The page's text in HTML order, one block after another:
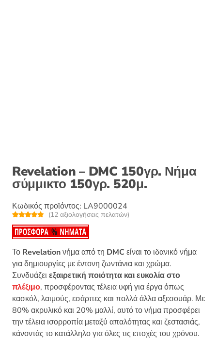
Revelation – DMC 150γρ. Νήμα
σύμμικτο 150γρ. 520μ.
Κωδικός προϊόντος: LA9000024
Βαθμολογή
θηκε με
4.92από 5
με βάση
12
ς πελάτη
(12 αξιολογήσεις πελατών)
Το Revelationνήμα από τη DMCείναι το ιδανικό νήμα
για δημιουργίες με έντονη ζωντάνια και χρώμα.
Συνδυάζει εξαιρετική ποιότητα και ευκολία στο
πλέξιμο, προσφέροντας τέλεια υφή για έργα όπως
κασκόλ, λαιμούς, εσάρπες και πολλά άλλα αξεσουάρ. Με
80% ακρυλικό και 20% μαλλί, αυτό το νήμα προσφέρει
την τέλεια ισορροπία μεταξύ απαλότητας και ζεστασιάς,
κάνοντάς το κατάλληλο για όλες τις εποχές του χρόνου.